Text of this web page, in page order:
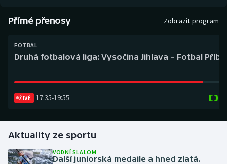
Dostihy
Florbal
Golf
Gymnastika
Házená
Přímé přenosy Zobrazit program
FOTBAL
Druhá fotbalová liga: Vysočina Jihlava – Fotbal
ŽIVĚ 17:35-19:55
Aktuality ze sportu
VODNÍ SLALOM
Další juniorská medaile a hned zlatá.